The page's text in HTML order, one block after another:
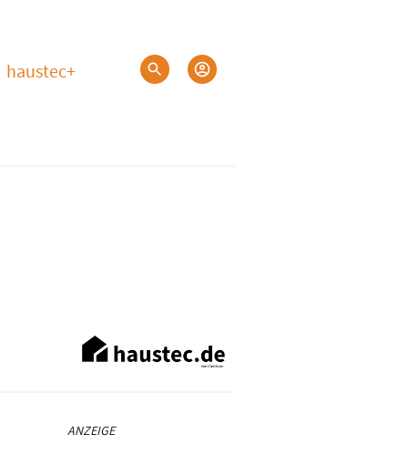
haustec+
ANZEIGE